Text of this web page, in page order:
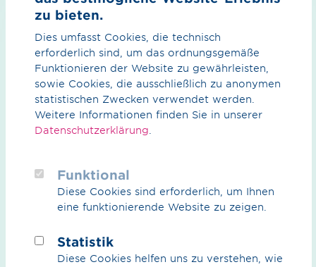
Broschüre / pdf / 2.82 MB
Unsere Verdichterstationen
Vorschau Download
zu bieten.
Dies umfasst Cookies, die technisch
erforderlich sind, um das ordnungsgemäße
Funktionieren der Website zu gewährleisten,
sowie Cookies, die ausschließlich zu anonymen
statistischen Zwecken verwendet werden.
Weitere Informationen finden Sie in unserer
Datenschutzerklärung
Funktional
Diese Cookies sind erforderlich, um Ihnen
eine funktionierende Website zu zeigen.
Statistik
Diese Cookies helfen uns zu verstehen, wie